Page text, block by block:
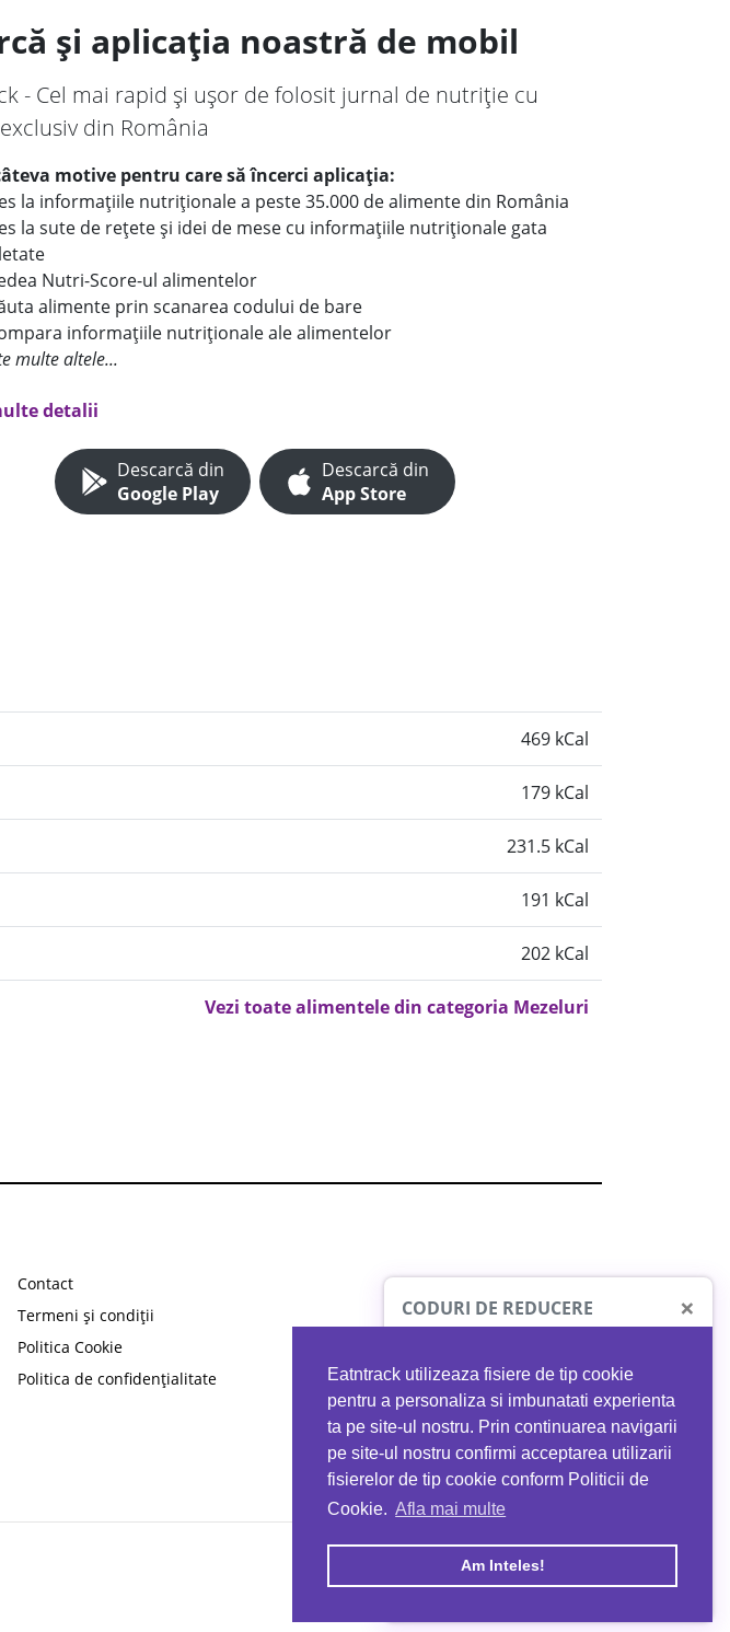
Eatntrack utilizeaza fisiere de tip cookie
pentru a personaliza si imbunatati experienta
ta pe site-ul nostru. Prin continuarea navigarii
pe site-ul nostru confirmi acceptarea utilizarii
fisierelor de tip cookie conform Politicii de
Cookie. Afla mai multe
Am Inteles!
și aplicația noastră de mobil
- Cel mai rapid și ușor de folosit jurnal de nutriție cu
din România
motive pentru care să încerci aplicația:
la informațiile nutriționale a peste 35.000 de alimente din România
la sute de rețete și idei de mese cu informațiile nutriționale gata
Nutri-Score-ul alimentelor
alimente prin scanarea codului de bare
informațiile nutriționale ale alimentelor
multe altele...
detalii
Descarcă din
Google Play
Descarcă din
App Store
469 kCal
179 kCal
231.5 kCal
191 kCal
202 kCal
Vezi toate alimentele din categoria Mezeluri
Contact
Termeni și condiții
Politica Cookie
Politica de confidențialitate
CODURI DE REDUCERE ×
PROTO41
reducere la orice comandă
EATNTRACK
MYPROTEIN
Ai40%reducere la orice comandă
folosind codul EATTRACK